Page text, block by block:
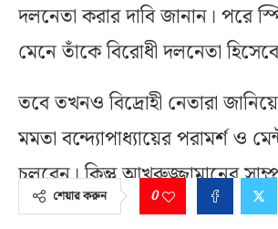
দলনেতা করার দাবি জানান। পরে
মেনে তাঁকে বিরোধী দলনেতা
তবে তখনও বিদ্রোহী নেতারা
মমতা বন্দ্যোপাধ্যায়ের পরামর্শ ও
চলবেন। কিন্তু আখরুজ্জামানের
স্পষ্ট, এখন বিদ্রোহী শিবিরের
শেয়ার করুন 0